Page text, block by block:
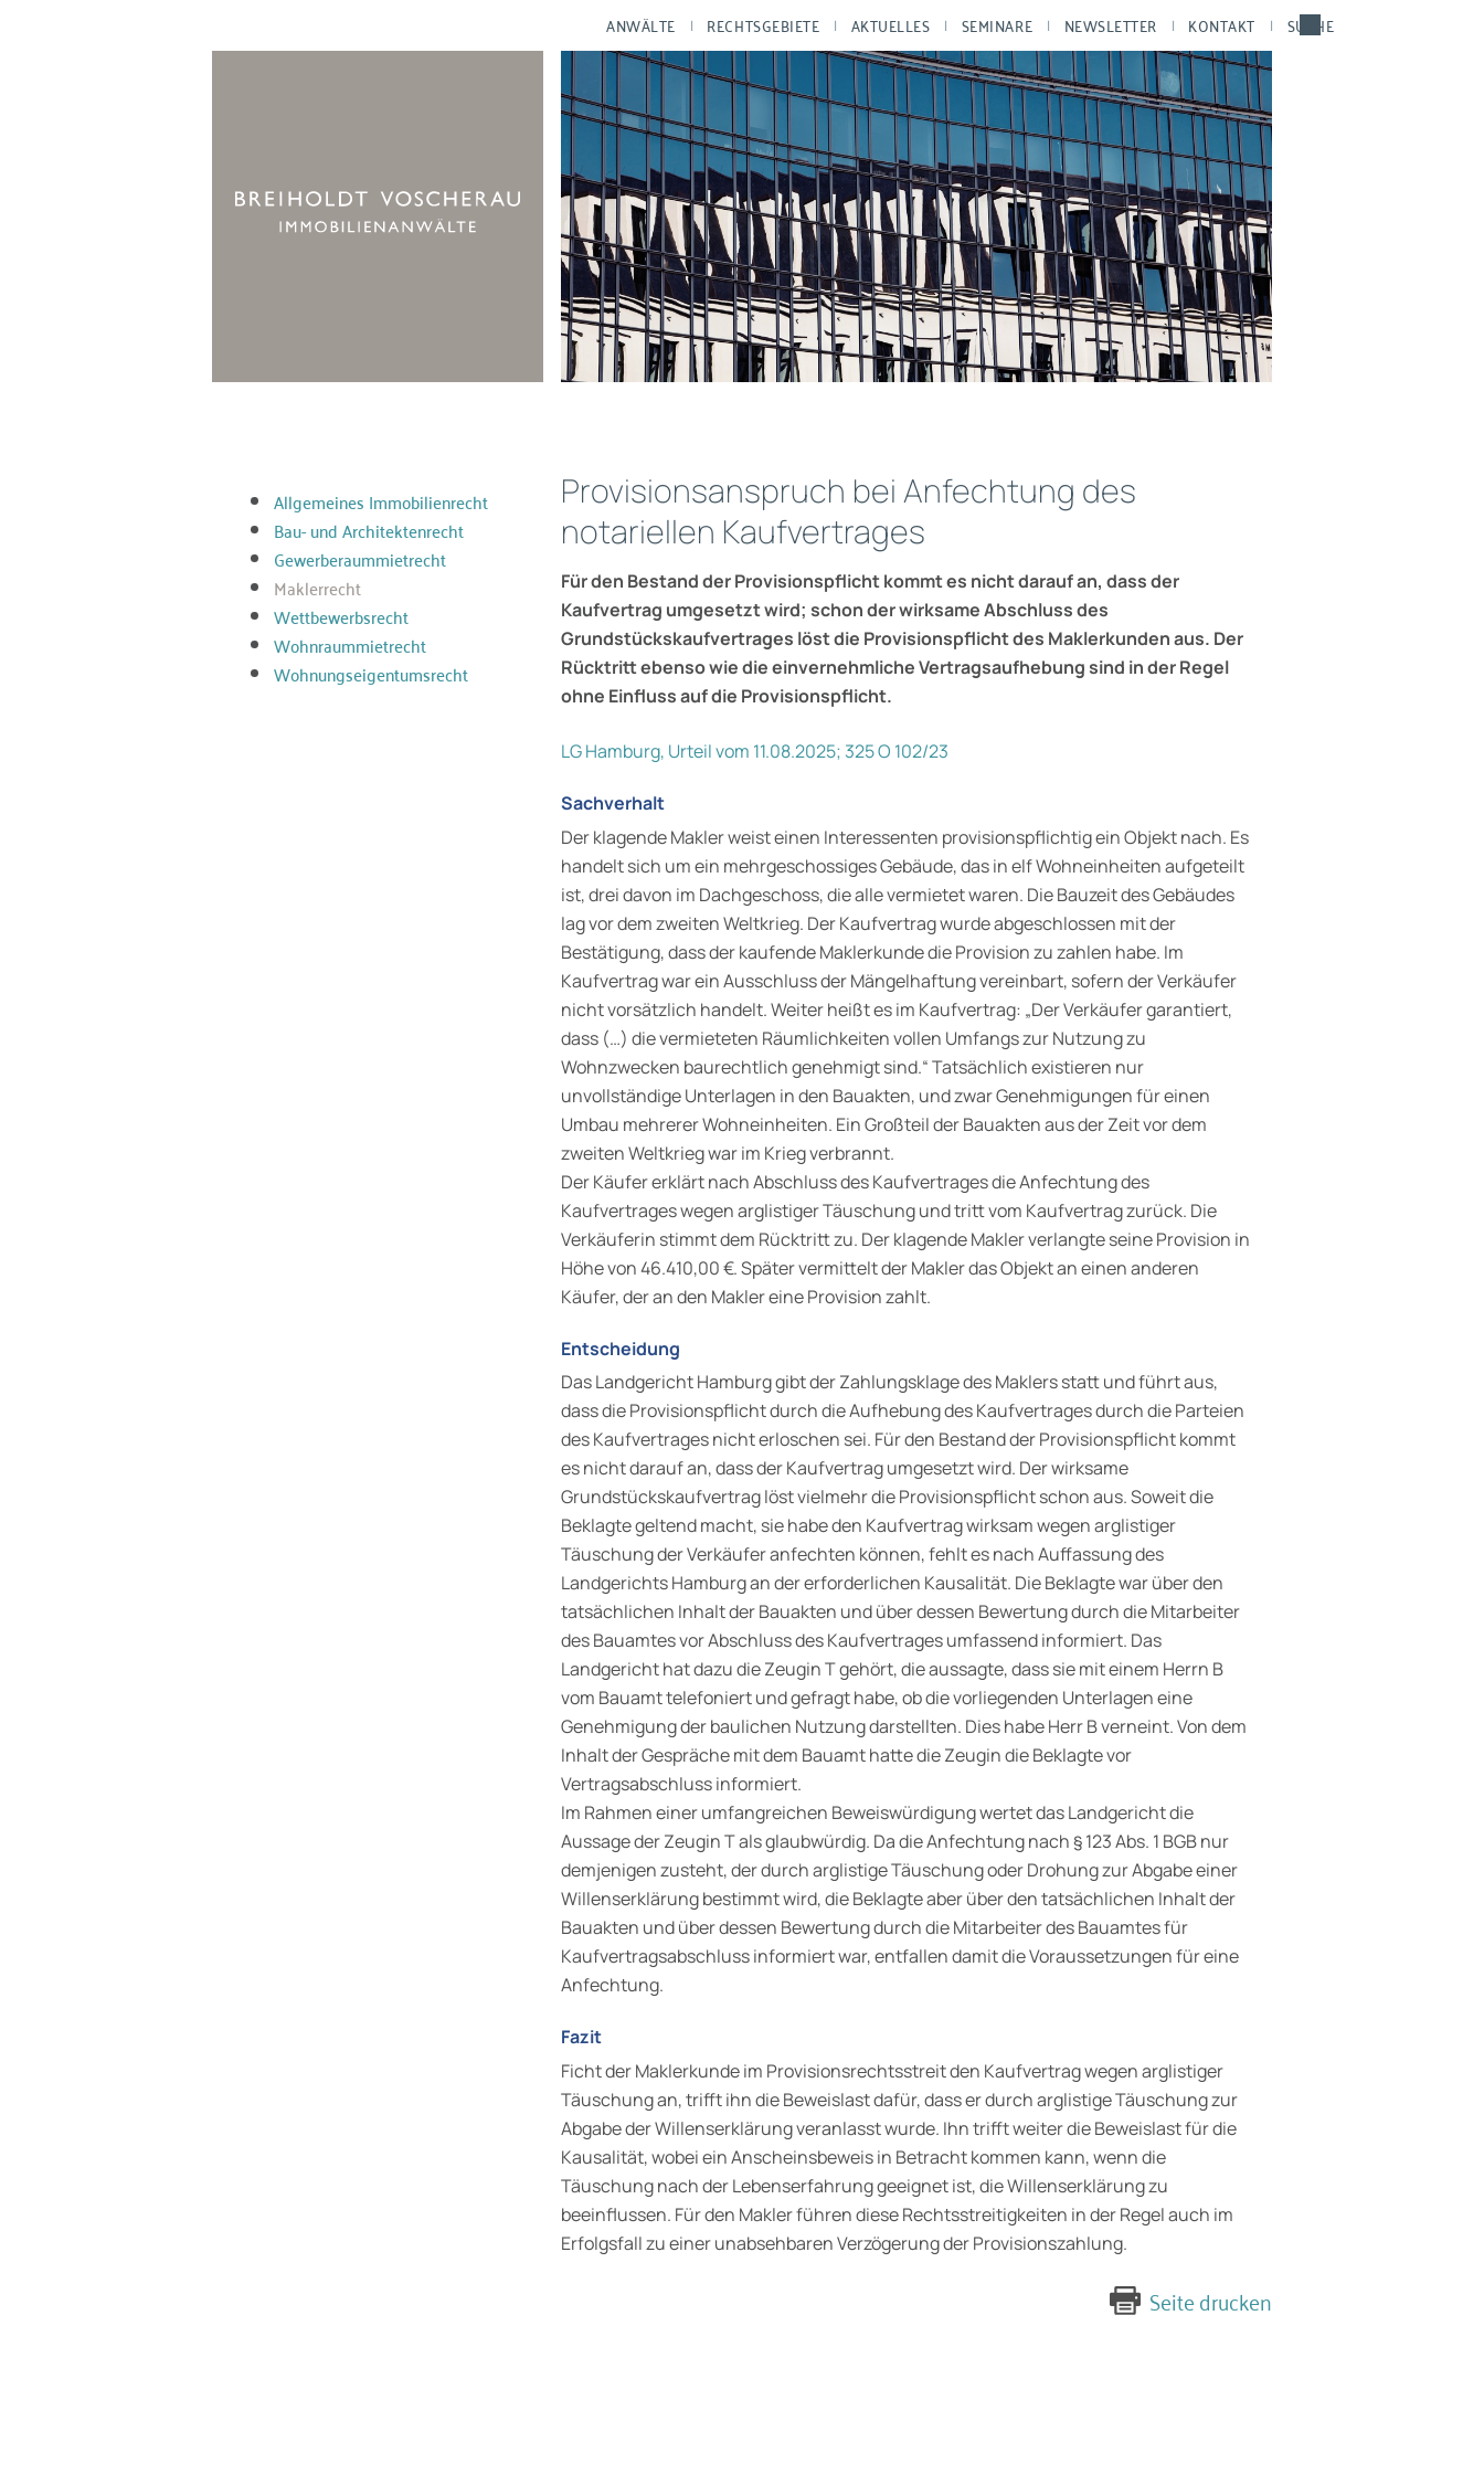
ANWÄLTE RECHTSGEBIETE AKTUELLES SEMINARE NEWSLETTER KONTAKT SUCHE
Allgemeines Immobilienrecht
Bau- und Architektenrecht
Gewerberaummietrecht
Maklerrecht
Wettbewerbsrecht
Wohnraummietrecht
Wohnungseigentumsrecht
Provisionsanspruch bei Anfechtung des
notariellen Kaufvertrages
Für den Bestand der Provisionspflicht kommt es nicht darauf an, dass der
Kaufvertrag umgesetzt wird; schon der wirksame Abschluss des
Grundstückskaufvertrages löst die Provisionspflicht des Maklerkunden aus. Der
Rücktritt ebenso wie die einvernehmliche Vertragsaufhebung sind in der Regel
ohne Einfluss auf die Provisionspflicht.
LG Hamburg, Urteil vom 11.08.2025; 325 O 102/23
Sachverhalt
Der klagende Makler weist einen Interessenten provisionspflichtig ein Objekt nach. Es
handelt sich um ein mehrgeschossiges Gebäude, das in elf Wohneinheiten aufgeteilt
ist, drei davon im Dachgeschoss, die alle vermietet waren. Die Bauzeit des Gebäudes
lag vor dem zweiten Weltkrieg. Der Kaufvertrag wurde abgeschlossen mit der
Bestätigung, dass der kaufende Maklerkunde die Provision zu zahlen habe. Im
Kaufvertrag war ein Ausschluss der Mängelhaftung vereinbart, sofern der Verkäufer
nicht vorsätzlich handelt. Weiter heißt es im Kaufvertrag: „Der Verkäufer garantiert,
dass (…) die vermieteten Räumlichkeiten vollen Umfangs zur Nutzung zu
Wohnzwecken baurechtlich genehmigt sind.“ Tatsächlich existieren nur
unvollständige Unterlagen in den Bauakten, und zwar Genehmigungen für einen
Umbau mehrerer Wohneinheiten. Ein Großteil der Bauakten aus der Zeit vor dem
zweiten Weltkrieg war im Krieg verbrannt.
Der Käufer erklärt nach Abschluss des Kaufvertrages die Anfechtung des
Kaufvertrages wegen arglistiger Täuschung und tritt vom Kaufvertrag zurück. Die
Verkäuferin stimmt dem Rücktritt zu. Der klagende Makler verlangte seine Provision in
Höhe von 46.410,00 €. Später vermittelt der Makler das Objekt an einen anderen
Käufer, der an den Makler eine Provision zahlt.
Entscheidung
Das Landgericht Hamburg gibt der Zahlungsklage des Maklers statt und führt aus,
dass die Provisionspflicht durch die Aufhebung des Kaufvertrages durch die Parteien
des Kaufvertrages nicht erloschen sei. Für den Bestand der Provisionspflicht kommt
es nicht darauf an, dass der Kaufvertrag umgesetzt wird. Der wirksame
Grundstückskaufvertrag löst vielmehr die Provisionspflicht schon aus. Soweit die
Beklagte geltend macht, sie habe den Kaufvertrag wirksam wegen arglistiger
Täuschung der Verkäufer anfechten können, fehlt es nach Auffassung des
Landgerichts Hamburg an der erforderlichen Kausalität. Die Beklagte war über den
tatsächlichen Inhalt der Bauakten und über dessen Bewertung durch die Mitarbeiter
des Bauamtes vor Abschluss des Kaufvertrages umfassend informiert. Das
Landgericht hat dazu die Zeugin T gehört, die aussagte, dass sie mit einem Herrn B
vom Bauamt telefoniert und gefragt habe, ob die vorliegenden Unterlagen eine
Genehmigung der baulichen Nutzung darstellten. Dies habe Herr B verneint. Von dem
Inhalt der Gespräche mit dem Bauamt hatte die Zeugin die Beklagte vor
Vertragsabschluss informiert.
Im Rahmen einer umfangreichen Beweiswürdigung wertet das Landgericht die
Aussage der Zeugin T als glaubwürdig. Da die Anfechtung nach § 123 Abs. 1 BGB nur
demjenigen zusteht, der durch arglistige Täuschung oder Drohung zur Abgabe einer
Willenserklärung bestimmt wird, die Beklagte aber über den tatsächlichen Inhalt der
Bauakten und über dessen Bewertung durch die Mitarbeiter des Bauamtes für
Kaufvertragsabschluss informiert war, entfallen damit die Voraussetzungen für eine
Anfechtung.
Fazit
Ficht der Maklerkunde im Provisionsrechtsstreit den Kaufvertrag wegen arglistiger
Täuschung an, trifft ihn die Beweislast dafür, dass er durch arglistige Täuschung zur
Abgabe der Willenserklärung veranlasst wurde. Ihn trifft weiter die Beweislast für die
Kausalität, wobei ein Anscheinsbeweis in Betracht kommen kann, wenn die
Täuschung nach der Lebenserfahrung geeignet ist, die Willenserklärung zu
beeinflussen. Für den Makler führen diese Rechtsstreitigkeiten in der Regel auch im
Erfolgsfall zu einer unabsehbaren Verzögerung der Provisionszahlung.
Seite drucken